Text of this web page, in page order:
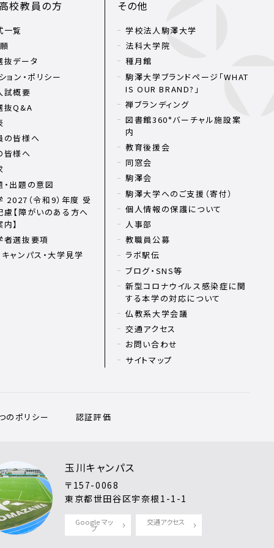
校教員の方
一覧
抜データ
ョン・ポリシー
試概要
抜Q&A
の皆様へ
皆様へ
出題の意図
2027（令和9）年度 受
【障がいのある方へ
】
者選抜要項
ャンパス・大学見学
その他
学校法人駒澤大学
法科大学院
種月館
駒澤大学ブランドページ「WHAT
IS OUR BRAND?」
禅ブランディング
図書館360°バーチャル施設案
内
教育後援会
同窓会
駒澤会
駒澤大学へのご支援（寄付）
個人情報の保護について
人事部
教職員公募
ラボ駅伝
ブログ・SNS等
新型コロナウイルス感染症に関
する本学の対応について
仏教系大学会議
交通アクセス
お問い合わせ
サイトマップ
のポリシー 認証評価
玉川キャンパス
〒157-0068
東京都世田谷区宇奈根1-1-1
Google マッ
プ
交通アクセス